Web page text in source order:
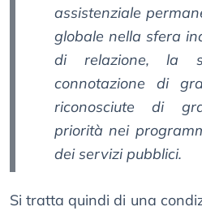
assistenziale
globale nella sfera
di relazione, la
connotazione di
riconosciute di
priorità nei
dei servizi pubblici.
Si tratta quindi di una